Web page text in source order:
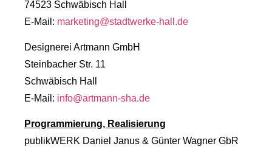
74523 Schwäbisch Hall
E-Mail: marketing@stadtwerke-hall.de
Designerei Artmann GmbH
Steinbacher Str. 11
Schwäbisch Hall
E-Mail: info@artmann-sha.de
Programmierung, Realisierung
publikWERK Daniel Janus & Günter Wagner GbR